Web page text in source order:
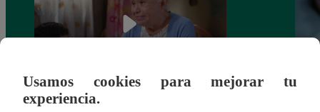
Valentina Valiente capítulo 43: ¡Dolores
Usamos cookies para mejorar tu
experiencia.